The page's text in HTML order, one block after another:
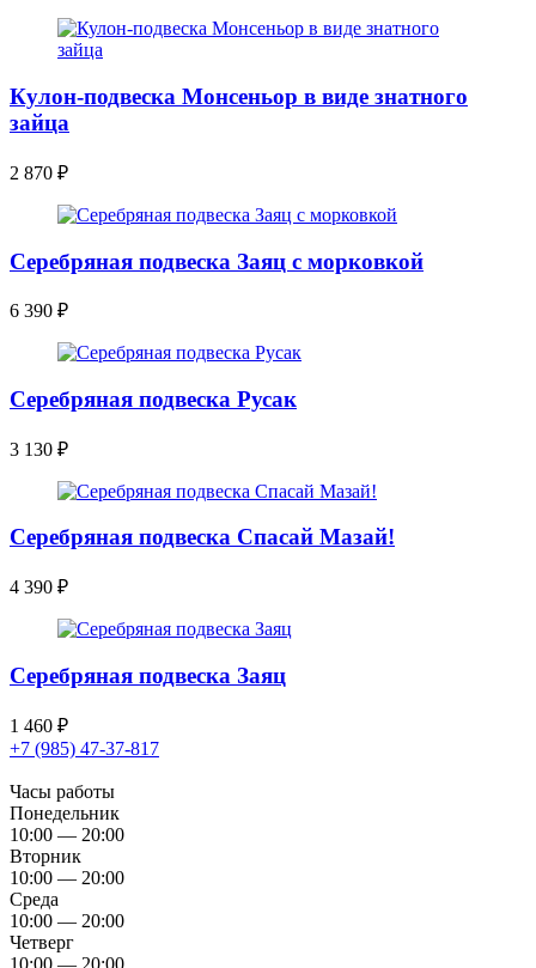
Кулон-подвеска Монсеньор в виде знатного
зайца
2 870 ₽
Серебряная подвеска Заяц с морковкой
6 390 ₽
Серебряная подвеска Русак
3 130 ₽
Серебряная подвеска Спасай Мазай!
4 390 ₽
Серебряная подвеска Заяц
1 460 ₽
+7 (985) 47-37-817
Часы работы
Понедельник
10:00 — 20:00
Вторник
10:00 — 20:00
Среда
10:00 — 20:00
Четверг
10:00 — 20:00